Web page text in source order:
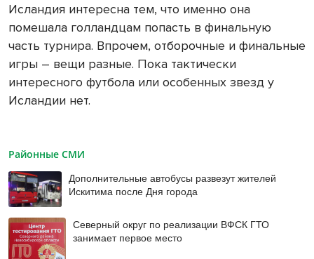
Исландия интересна тем, что именно она
помешала голландцам попасть в финальную
часть турнира. Впрочем, отборочные и финальные
игры – вещи разные. Пока тактически
интересного футбола или особенных звезд у
Исландии нет.
Районные СМИ
Дополнительные автобусы развезут жителей
Искитима после Дня города
Северный округ по реализации ВФСК ГТО
занимает первое место